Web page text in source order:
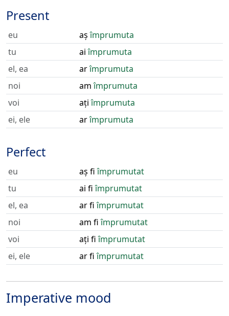
Present
eu așîmprumuta
tu
aiîmprumuta
el, ea
arîmprumuta
noi
amîmprumuta
voi
ațiîmprumuta
ei, ele
arîmprumuta
Perfect
eu aș fiîmprumutat
tu
ai fiîmprumutat
el, ea
ar fiîmprumutat
noi
am fiîmprumutat
voi
ați fiîmprumutat
ei, ele
ar fiîmprumutat
Imperative mood